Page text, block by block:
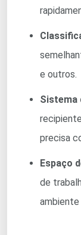
e outros.
Sistema
precisa
Espaço
de
ambiente